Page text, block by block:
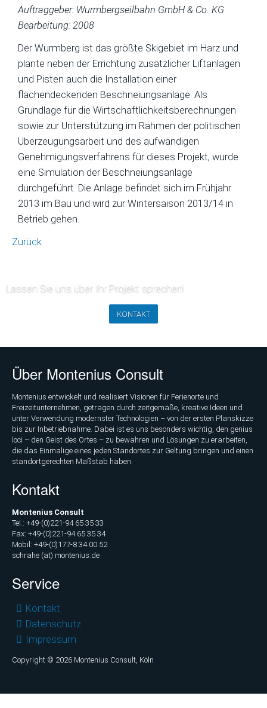
Auftraggeber: Wurmbergseilbahn GmbH & Co. KG
Bearbeitung: 2008
Der Wurmberg ist das größte Skigebiet im Harz und
plante neben der Errichtung zusätzlicher Liftanlagen
und Pisten auch die Installation einer
flächendeckenden Beschneiungsanlage. Als
Grundlage für die Wirtschaftlichkeitsberechnungen
sowie zur Unterstützung im Rahmen der politischen
Uberzeugungsarbeit und des aufwändigen
Genehmigungsverfahrens für dieses Projekt, wurde
eine Simulation der Beschneiungsanlage
durchgeführt. Die Anlage befindet sich im Frühjahr
2013 im Bau und wird zur Wintersaison 2013/14 in
Betrieb gehen.
Zurück
Lassen Sie uns über Ihr Projekt sprechen!
KONTAKT
Über Montenius Consult
Montenius entwickelt und realisiert Visionen für Ferienorte und
Freizeitunternehmen, getragen durch zeitgemäße, kreative Ideen und
unter Verwendung modernster Technologien – von der ersten Planskizze
bis zur Inbetriebnahme. Dabei ist es uns besonders wichtig, den genius
loci – den Geist des Ortes – zu bewahren und Lösungen zu erarbeiten,
die das Einmalige eines jeden Standortes zur Geltung bringen und einen
standortgerechten Maßstab haben.
Kontakt
Montenius Consult
Tel.: +49-(0)221-94 65 35 33
Fax: +49-(0)221-94 65 35 34
Mobil: +49-(0)177-8 34 00 52
schrahe (at) montenius.de
Service
Navigation
überspringen
Kontakt
Datenschutz
Impressum
Copyright © 2026 Montenius Consult, Köln